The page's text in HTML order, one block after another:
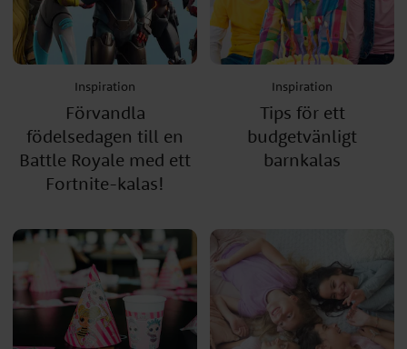
Inspiration
Förvandla
födelsedagen till en
Battle Royale med ett
Fortnite-kalas!
Inspiration
Tips för ett
budgetvänligt
barnkalas